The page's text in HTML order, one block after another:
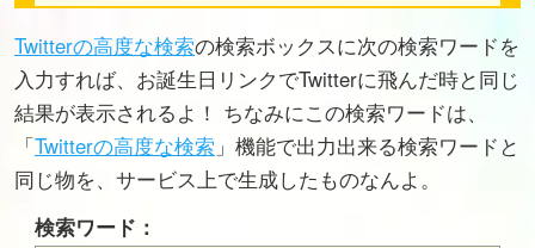
Twitterの高度な検索の検索ボックスに次の検索ワードを
入力すれば、お誕生日リンクでTwitterに飛んだ時と同じ
結果が表示されるよ！ ちなみにこの検索ワードは、
「Twitterの高度な検索 」機能で出力出来る検索ワードと
同じ物を、サービス上で生成したものなんよ。
検索ワード：